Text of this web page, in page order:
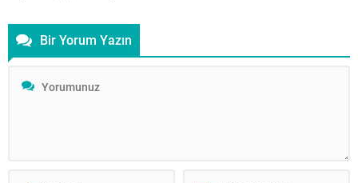
sunuyoruz. Akdeniz’in lezzetli ve
sağlıklı çiçeği enginarın mevsimi
geldi de geçiyor bile. Eski
gençlik ve güzellik için kadınların
Bir Yorum Yazın